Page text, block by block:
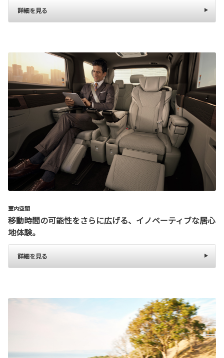
詳細を見る
室内空間
移動時間の可能性をさらに広げる、イノベーティブな居心
地体験。
詳細を見る